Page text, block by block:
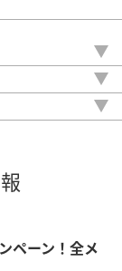
ペーン！全メ